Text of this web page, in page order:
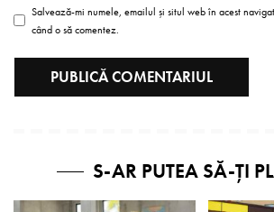
Salvează-mi numele, emailul și situl web în acest
când o să comentez.
S-AR PUTEA SĂ-ȚI